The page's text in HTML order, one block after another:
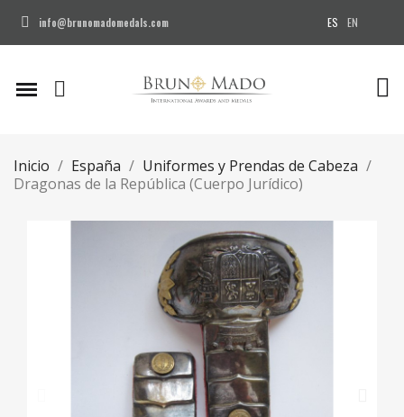
info@brunomadomedals.com ES EN
Inicio España
Uniformes y Prendas de Cabeza
Dragonas de la República (Cuerpo Jurídico)